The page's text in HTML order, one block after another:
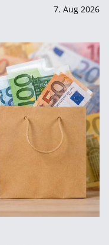
7. Aug 2026